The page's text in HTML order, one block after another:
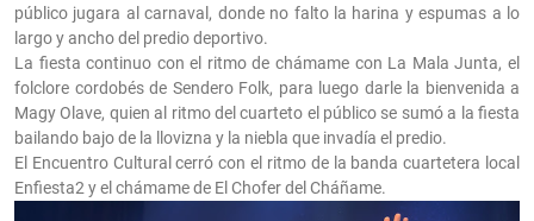
público jugara al carnaval, donde no falto la harina y espumas a lo
largo y ancho del predio deportivo.
La fiesta continuo con el ritmo de chámame con La Mala Junta, el
folclore cordobés de Sendero Folk, para luego darle la bienvenida a
Magy Olave, quien al ritmo del cuarteto el público se sumó a la fiesta
bailando bajo de la llovizna y la niebla que invadía el predio.
El Encuentro Cultural cerró con el ritmo de la banda cuartetera local
Enfiesta2 y el chámame de El Chofer del Cháñame.